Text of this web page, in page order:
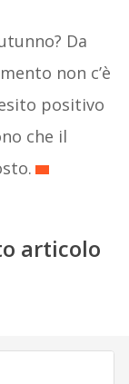
Da
non c’è
positivo
che il
articolo